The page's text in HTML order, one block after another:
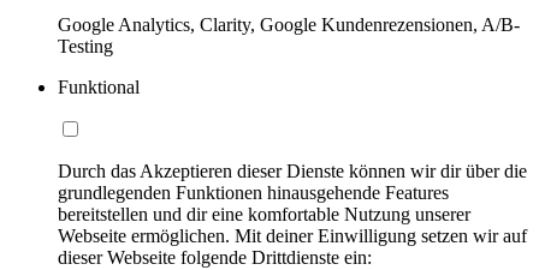
Google Analytics, Clarity, Google Kundenrezensionen, A/B-
Testing
Funktional
Durch das Akzeptieren dieser Dienste können wir dir über die
grundlegenden Funktionen hinausgehende Features
bereitstellen und dir eine komfortable Nutzung unserer
Webseite ermöglichen. Mit deiner Einwilligung setzen wir auf
dieser Webseite folgende Drittdienste ein: